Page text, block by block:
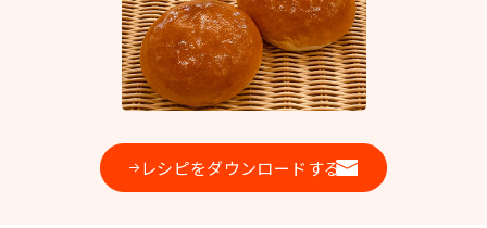
MIYOSHI MIRAI PLATFORM
ミヨシ油脂 コーポレートサイト
お問い合わせ
レシピをダウンロードする